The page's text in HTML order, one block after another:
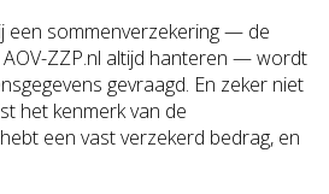
een sommenverzekering — de
ZZP.nl altijd hanteren — wordt
gevraagd. En zeker niet
het kenmerk van de
een vast verzekerd bedrag, en